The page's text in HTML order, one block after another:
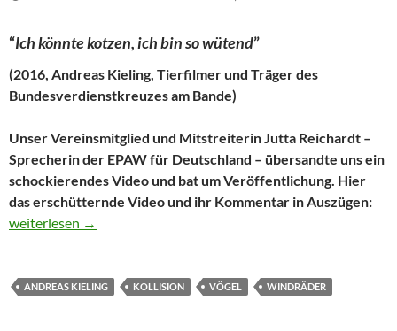
“Ich könnte kotzen, ich bin so wütend”
(2016, Andreas Kieling, Tierfilmer und Träger des
Bundesverdienstkreuzes am Bande)
Unser Vereinsmitglied und Mitstreiterin Jutta Reichardt –
Sprecherin der EPAW für Deutschland – übersandte uns ein
schockierendes Video und bat um Veröffentlichung. Hier
das erschütternde Video und ihr Kommentar in Auszügen:
Drama am Himmel
weiterlesen →
ANDREAS KIELING KOLLISION VÖGEL WINDRÄDER